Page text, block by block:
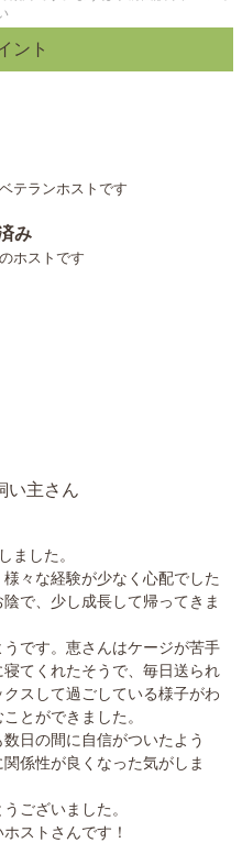
またはバス15分
の日程が決まり次第、詳
ただきます。
車での送迎が可能です。距
お問い合わせください。
）です。お預かり中の
で愛犬のレオンと一緒に
の部屋も犬の安全を第一
いよう整理整頓を心がけて
れているので車通りも少
できます。また、近所に
在しており定番のお散歩
のできる動物病院までは
もって丁寧にお預かりす
んの頭数を2頭までと限
、同じ家で一緒に過ごし
ント
テランホストです
み
ホストです
い主さん
ました。
々な経験が少なく心配でした
で、少し成長して帰ってきま
です。恵さんはケージが苦手
てくれたそうで、毎日送られ
スして過ごしている様子がわ
とができました。
日の間に自信がついたよう
係性が良くなった気がしま
ございました。
ストさんです！